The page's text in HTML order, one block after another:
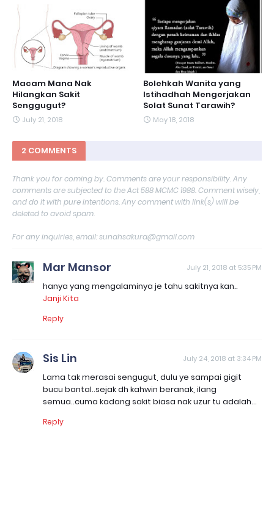
Macam Mana Nak
Hilangkan Sakit
Senggugut?
July 21, 2018
Bolehkah Wanita yang
Istihadhah Mengerjakan
Solat Sunat Tarawih?
May 18, 2018
2 COMMENTS
Thank you for coming by. Comments are your responsibility. Any
comments are subjected to the Act 588 MCMC 1988. Comment wisely,
and do it with pure intentions. Any comment with link(s) will be
deleted to avoid spam.
For any inquiries, email: sunahsakura@gmail.com
Mar Mansor July 21, 2018 at 5:35 PM
hanya yang mengalaminya je tahu sakitnya kan..
Janji Kita
Reply
Sis Lin July 24, 2018 at 3:34 PM
Lama tak merasai sengugut, dulu ye sampai gigit
bucu bantal..sejak dh kahwin beranak, ilang
semua..cuma kadang sakit biasa nak uzur tu adalah...
Reply